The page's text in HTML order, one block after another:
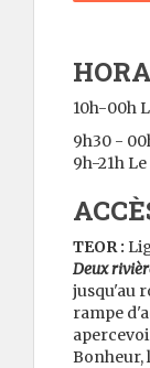
10h-00h
9h30 -
9h-21h
TEOR :
Deux
jusqu'au
rampe
Bonheur,